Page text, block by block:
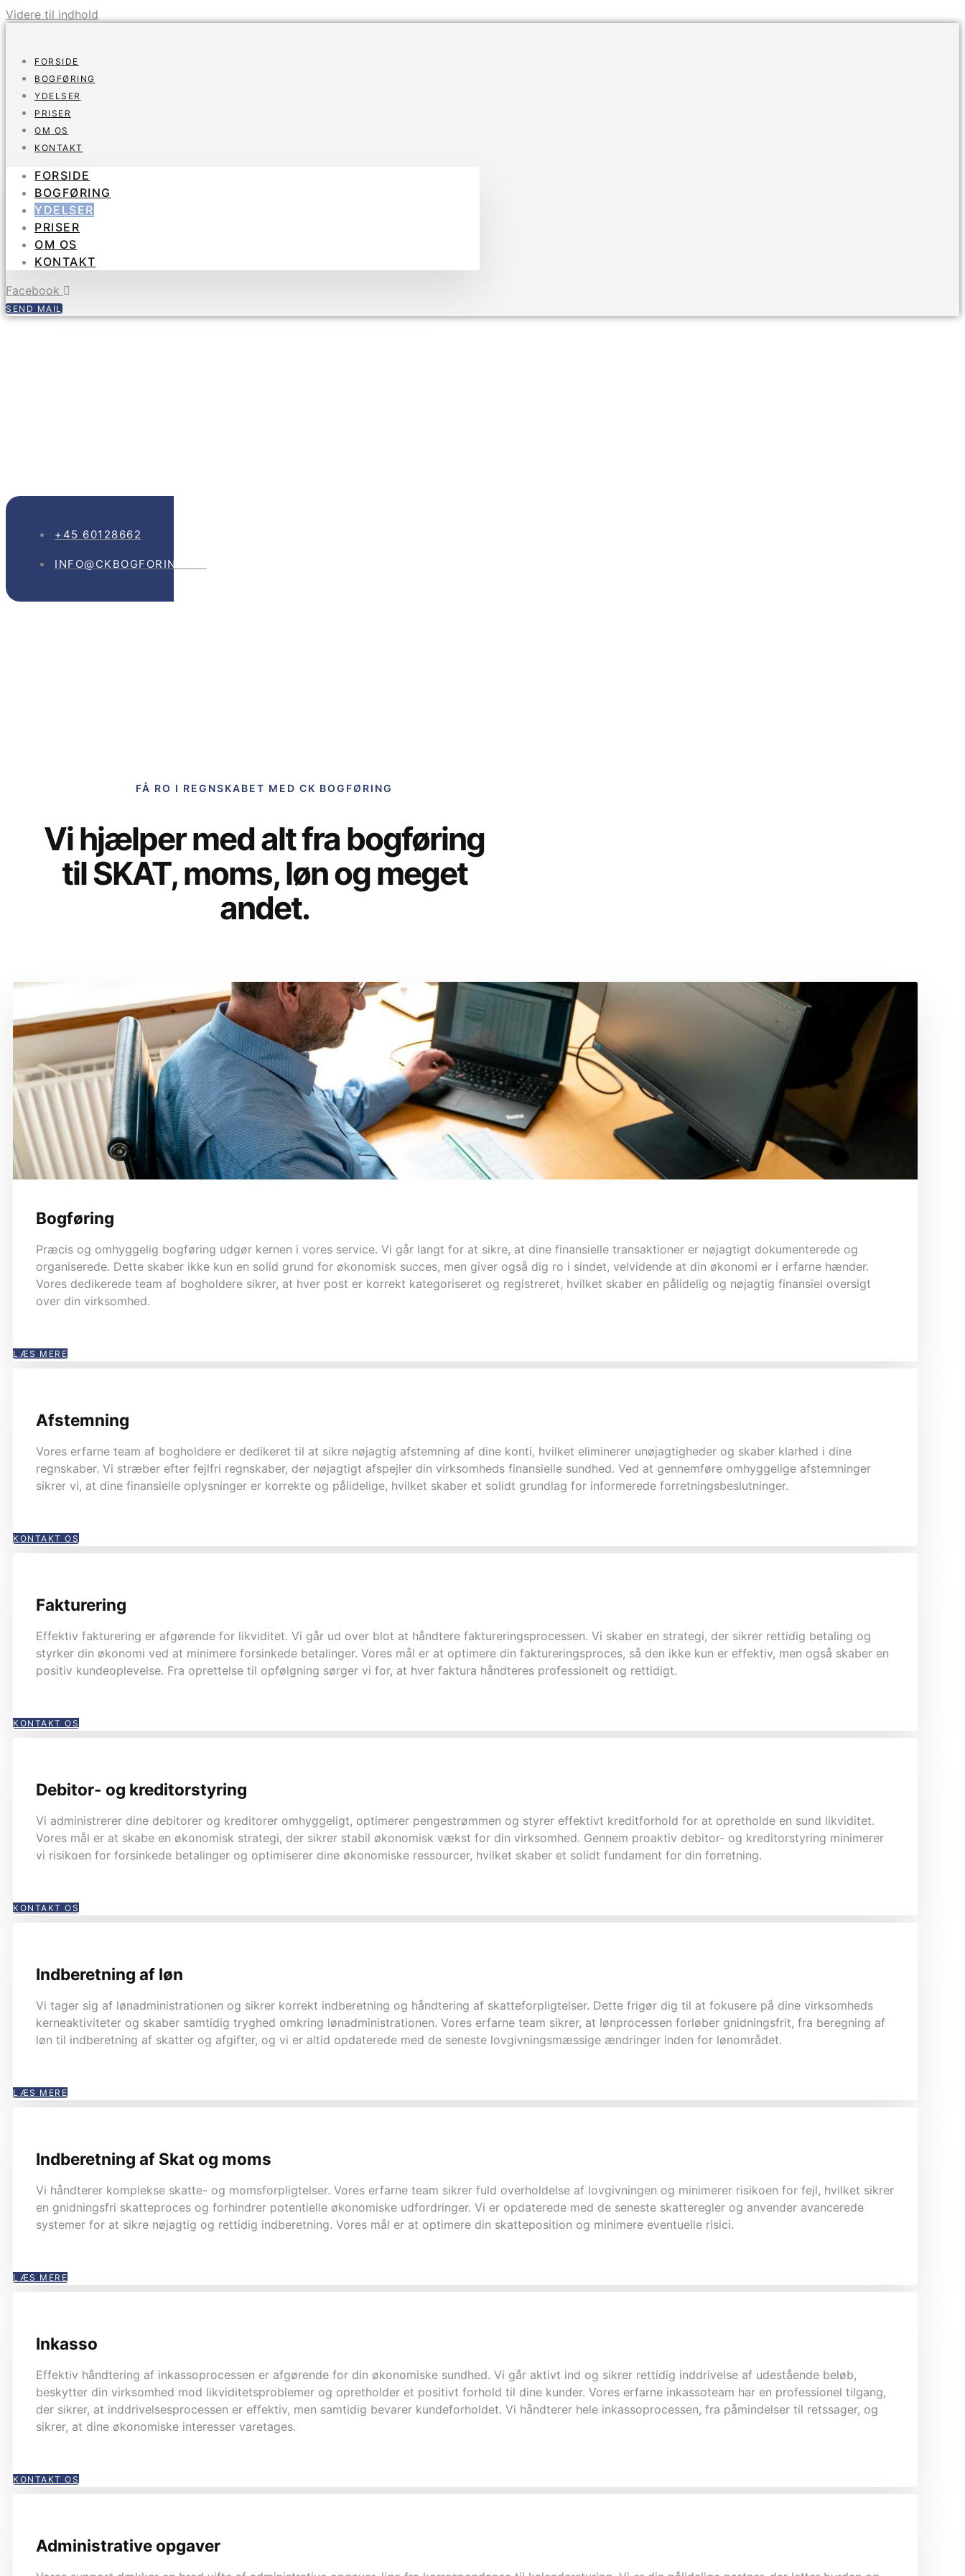
Videre til indhold
FORSIDE
BOGFØRING
YDELSER
PRISER
OM OS
KONTAKT
FORSIDE
BOGFØRING
YDELSER
PRISER
OM OS
KONTAKT
Facebook
SEND MAIL
+45 60128662
INFO@CKBOGFORING.DK
FÅ RO I REGNSKABET MED CK BOGFØRING
Vi hjælper med alt fra bogføring
til SKAT, moms, løn og meget
andet.
Bogføring
Præcis og omhyggelig bogføring udgør kernen i vores service. Vi går langt for at sikre, at dine finansielle transaktioner er nøjagtigt dokumenterede og
organiserede. Dette skaber ikke kun en solid grund for økonomisk succes, men giver også dig ro i sindet, velvidende at din økonomi er i erfarne hænder.
Vores dedikerede team af bogholdere sikrer, at hver post er korrekt kategoriseret og registreret, hvilket skaber en pålidelig og nøjagtig finansiel oversigt
over din virksomhed.
LÆS MERE
Afstemning
Vores erfarne team af bogholdere er dedikeret til at sikre nøjagtig afstemning af dine konti, hvilket eliminerer unøjagtigheder og skaber klarhed i dine
regnskaber. Vi stræber efter fejlfri regnskaber, der nøjagtigt afspejler din virksomheds finansielle sundhed. Ved at gennemføre omhyggelige afstemninger
sikrer vi, at dine finansielle oplysninger er korrekte og pålidelige, hvilket skaber et solidt grundlag for informerede forretningsbeslutninger.
KONTAKT OS
Fakturering
Effektiv fakturering er afgørende for likviditet. Vi går ud over blot at håndtere faktureringsprocessen. Vi skaber en strategi, der sikrer rettidig betaling og
styrker din økonomi ved at minimere forsinkede betalinger. Vores mål er at optimere din faktureringsproces, så den ikke kun er effektiv, men også skaber en
positiv kundeoplevelse. Fra oprettelse til opfølgning sørger vi for, at hver faktura håndteres professionelt og rettidigt.
KONTAKT OS
Debitor- og kreditorstyring
Vi administrerer dine debitorer og kreditorer omhyggeligt, optimerer pengestrømmen og styrer effektivt kreditforhold for at opretholde en sund likviditet.
Vores mål er at skabe en økonomisk strategi, der sikrer stabil økonomisk vækst for din virksomhed. Gennem proaktiv debitor- og kreditorstyring minimerer
vi risikoen for forsinkede betalinger og optimiserer dine økonomiske ressourcer, hvilket skaber et solidt fundament for din forretning.
KONTAKT OS
Indberetning af løn
Vi tager sig af lønadministrationen og sikrer korrekt indberetning og håndtering af skatteforpligtelser. Dette frigør dig til at fokusere på dine virksomheds
kerneaktiviteter og skaber samtidig tryghed omkring lønadministrationen. Vores erfarne team sikrer, at lønprocessen forløber gnidningsfrit, fra beregning af
løn til indberetning af skatter og afgifter, og vi er altid opdaterede med de seneste lovgivningsmæssige ændringer inden for lønområdet.
LÆS MERE
Indberetning af Skat og moms
Vi håndterer komplekse skatte- og momsforpligtelser. Vores erfarne team sikrer fuld overholdelse af lovgivningen og minimerer risikoen for fejl, hvilket sikrer
en gnidningsfri skatteproces og forhindrer potentielle økonomiske udfordringer. Vi er opdaterede med de seneste skatteregler og anvender avancerede
systemer for at sikre nøjagtig og rettidig indberetning. Vores mål er at optimere din skatteposition og minimere eventuelle risici.
LÆS MERE
Inkasso
Effektiv håndtering af inkassoprocessen er afgørende for din økonomiske sundhed. Vi går aktivt ind og sikrer rettidig inddrivelse af udestående beløb,
beskytter din virksomhed mod likviditetsproblemer og opretholder et positivt forhold til dine kunder. Vores erfarne inkassoteam har en professionel tilgang,
der sikrer, at inddrivelsesprocessen er effektiv, men samtidig bevarer kundeforholdet. Vi håndterer hele inkassoprocessen, fra påmindelser til retssager, og
sikrer, at dine økonomiske interesser varetages.
KONTAKT OS
Administrative opgaver